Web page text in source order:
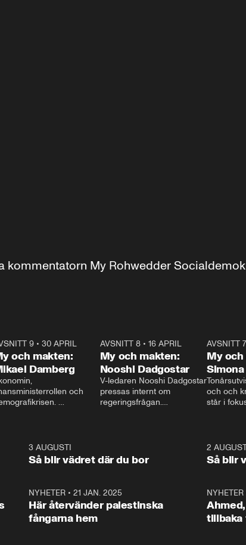
kommentatorn My Rohwedder
9• 30 APRIL
och makten:
Damberg
och
och Makten.
AVSNITT 8• 16 APRIL
My och makten:
Nooshi Dadgostar
V-ledaren Nooshi Dadgostar
pressas internt om
regeringsfrågan.
– Vi ställer upp i val. Ska vi
vara med så sitter vi förstås
AVSNITT 7
My
och och
står i
1:063 AUGUSTI
Så blir vädret där du bor
2
Så blir
NYHETER •21 JAN. 2025
Här återvänder palestinska
fångarna hem
NYHETER
tillbaka